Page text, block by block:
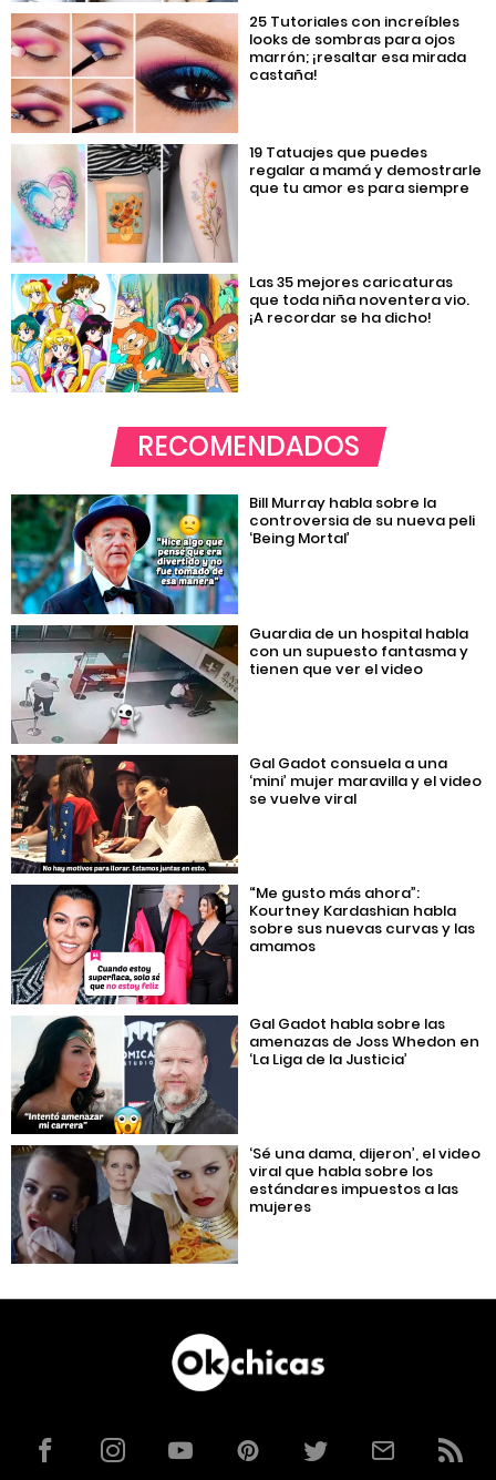
25 Tutoriales con increíbles
looks de sombras para ojos
marrón; ¡resaltar esa mirada
castaña!
19 Tatuajes que puedes
regalar a mamá y demostrarle
que tu amor es para siempre
Las 35 mejores caricaturas
que toda niña noventera vio.
¡A recordar se ha dicho!
RECOMENDADOS
Bill Murray habla sobre la
controversia de su nueva peli
‘Being Mortal’
Guardia de un hospital habla
con un supuesto fantasma y
tienen que ver el video
Gal Gadot consuela a una
‘mini’ mujer maravilla y el video
se vuelve viral
“Me gusto más ahora”:
Kourtney Kardashian habla
sobre sus nuevas curvas y las
amamos
Gal Gadot habla sobre las
amenazas de Joss Whedon en
‘La Liga de la Justicia’
‘Sé una dama, dijeron’, el video
viral que habla sobre los
estándares impuestos a las
mujeres
FacebookInstagramYouTubePinterestTwitterCorreoRSS